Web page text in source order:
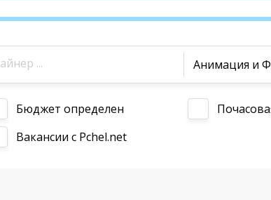
Анимация и
Бюджет определен
Вакансии c Pchel.net